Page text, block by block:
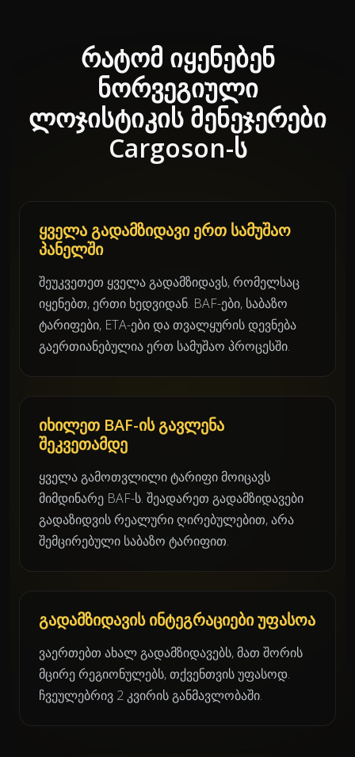
რატომ იყენებენ
ნორვეგიული
ლოჯისტიკის მენეჯერები
Cargoson-ს
ყველა გადამზიდავი ერთ სამუშაო
პანელში
შეუკვეთეთ ყველა გადამზიდავს, რომელსაც
იყენებთ, ერთი ხედვიდან. BAF-ები, საბაზო
ტარიფები, ETA-ები და თვალყურის დევნება
გაერთიანებულია ერთ სამუშაო პროცესში.
იხილეთ BAF-ის გავლენა
შეკვეთამდე
ყველა გამოთვლილი ტარიფი მოიცავს
მიმდინარე BAF-ს. შეადარეთ გადამზიდავები
გადაზიდვის რეალური ღირებულებით, არა
შემცირებული საბაზო ტარიფით.
გადამზიდავის ინტეგრაციები უფასოა
ვაერთებთ ახალ გადამზიდავებს, მათ შორის
მცირე რეგიონულებს, თქვენთვის უფასოდ.
ჩვეულებრივ 2 კვირის განმავლობაში.